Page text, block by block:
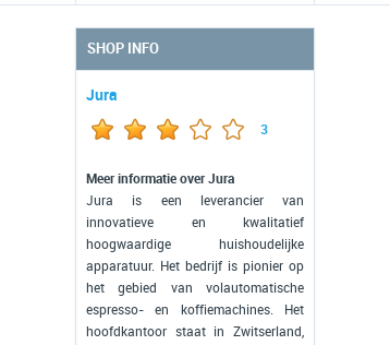
SHOP INFO
Jura
3
Meer informatie over Jura
Jura is een leverancier van
innovatieve en kwalitatief
hoogwaardige huishoudelijke
apparatuur. Het bedrijf is pionier op
het gebied van volautomatische
espresso- en koffiemachines. Het
hoofdkantoor staat in Zwitserland,